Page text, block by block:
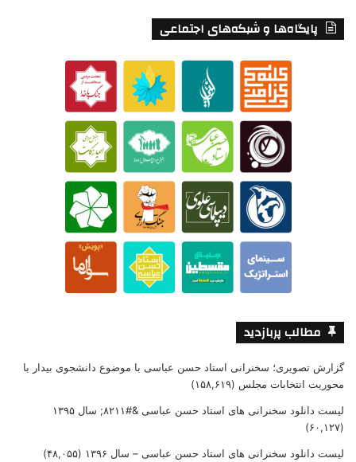
پایگاه‌ها و شبکه‌های اجتماعی
مطالب پربازدید
گزارش تصویری؛ سخنرانی استاد حسن عباسی با موضوع دانشجوی بیدار با
محوریت انتخابات مجلس (۱۵۸,۶۱۹)
لیست دانلود سخنرانی های استاد حسن عباسی &#۸۲۱۱; سال ۱۳۹۵
(۶۰,۱۲۷)
لیست دانلود سخنرانی های استاد حسن عباسی – سال ۱۳۹۶ (۴۸,۰۵۵)